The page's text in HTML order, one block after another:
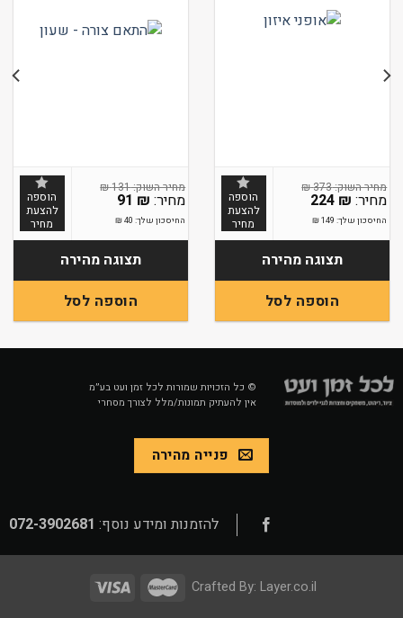
373
₪
224 ₪
החיסכון שלך:149
₪
הוספה
להצעת
מחיר
תצוגה מהירה
הוספה לסל
131
₪
91 ₪
החיסכון שלך:40
₪
הוספה
להצעת
מחיר
תצוגה מהירה
הוספה לסל
© כל הזכויות שמורות לכל זמן ועט בע״מ
אין להעתיק תמונות/מלל לצורך מסחרי
פנייה מהירה
להזמנות ומידע נוסף: 072-3902681
Crafted By: Layer.co.il